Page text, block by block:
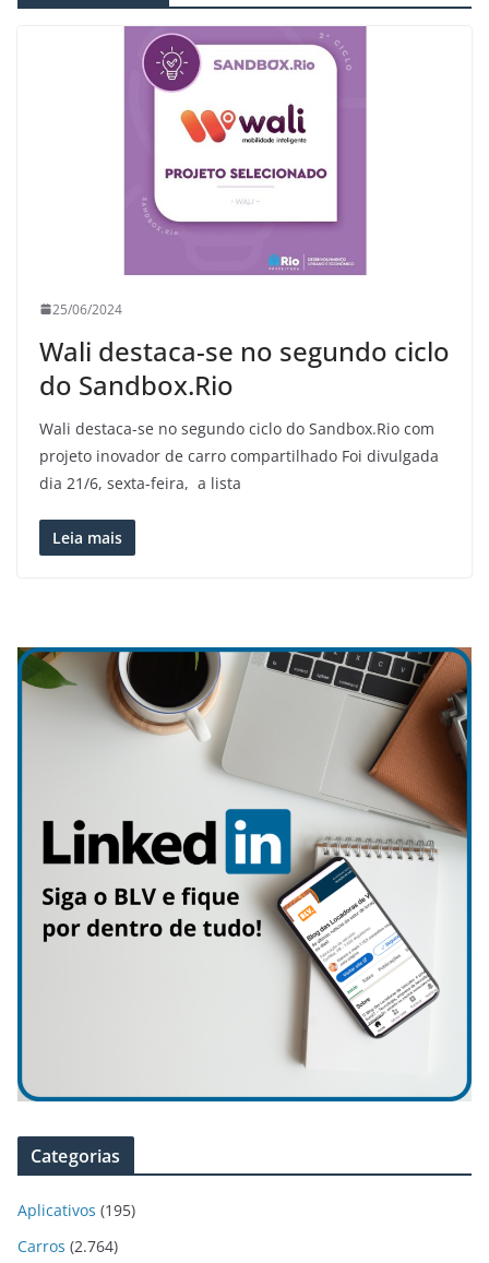
25/06/2024
Wali destaca-se no segundo ciclo
do Sandbox.Rio
Wali destaca-se no segundo ciclo do Sandbox.Rio com
projeto inovador de carro compartilhado Foi divulgada
dia 21/6, sexta-feira, a lista
Leia mais
Categorias
Aplicativos (195)
Carros (2.764)